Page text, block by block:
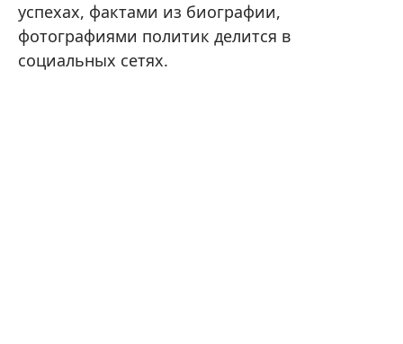
успехах, фактами из биографии,
фотографиями политик делится в
социальных сетях.